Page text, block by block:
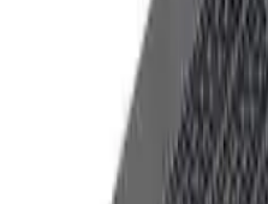
Fiziksel Özellikler
Kompakt boyutlarıyla (200 mm
masaüstü alanında yer kaplamaz
taşıması kolaydır. Dayanıklı
yapısıyla uzun ömürlü kullanım
adaptörü, VESA braket, vida
Ayrıca, kutu çoklu alım